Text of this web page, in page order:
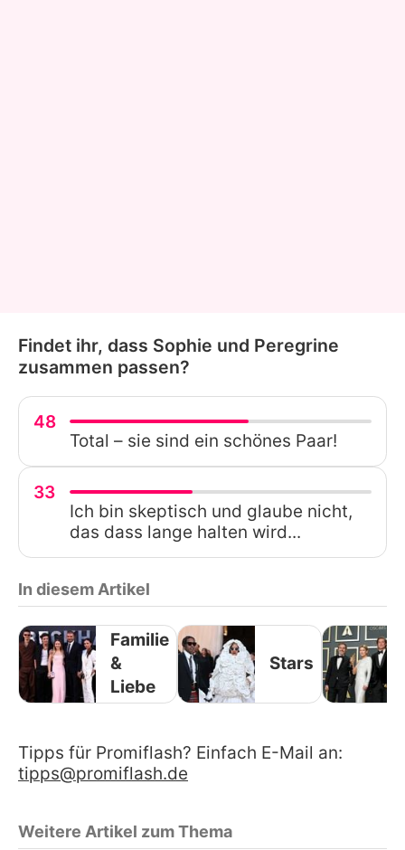
Findet ihr, dass Sophie und Peregrine
zusammen passen?
48
Total – sie sind ein schönes Paar!
33
Ich bin skeptisch und glaube nicht,
das dass lange halten wird...
In diesem Artikel
Familie
&
Liebe
Stars
Tipps für Promiflash? Einfach E-Mail an:
tipps@promiflash.de
Weitere Artikel zum Thema